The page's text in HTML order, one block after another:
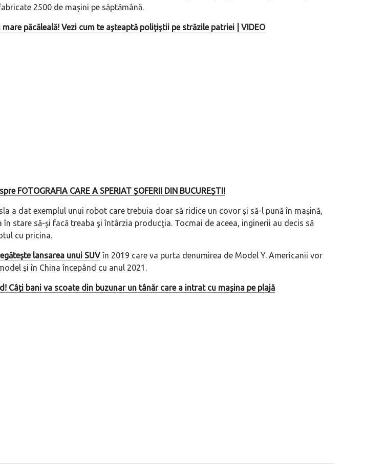
2500 de mașini pe săptămână.
păcăleală! Vezi cum te așteaptă polițiștii pe străzile patriei | VIDEO
FOTOGRAFIA CARE A SPERIAT ȘOFERII DIN BUCUREȘTI!
a dat exemplul unui robot care trebuia doar să ridice un covor şi să-l pună în maşină,
în stare să-şi facă treaba şi întârzia producţia. Tocmai de aceea, inginerii au decis să
cu pricina.
lansarea unui SUVîn 2019 care va purta denumirea de Model Y. Americanii vor
şi în China începând cu anul 2021.
Câți bani va scoate din buzunar un tânăr care a intrat cu mașina pe plajă
numele Hennessey
apropo. Unul pertinent, de
Prima sportivă cu motor central a mărcii, omagiată
60° Hommage